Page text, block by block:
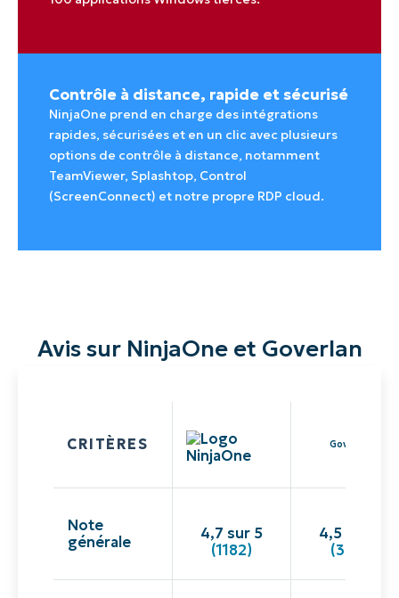
Contrôle à distance, rapide et sécurisé
NinjaOne prend en charge des intégrations
rapides, sécurisées et en un clic avec plusieurs
options de contrôle à distance, notamment
TeamViewer, Splashtop, Control
(ScreenConnect) et notre propre RDP cloud.
Avis sur NinjaOne et Goverlan
CRITÈRES Goverlan
Note
générale
4,7 sur 5
(1182)
4,5 sur 5
(340)